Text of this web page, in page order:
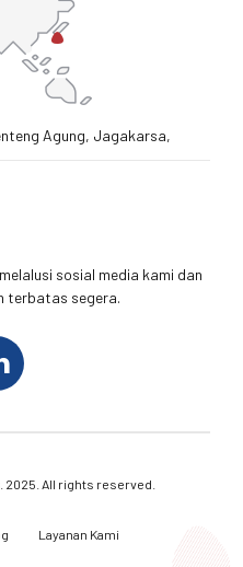
Agung, Jagakarsa,
sosial media kami dan
terbatas segera.
. 2025. All rights reserved.
Layanan Kami